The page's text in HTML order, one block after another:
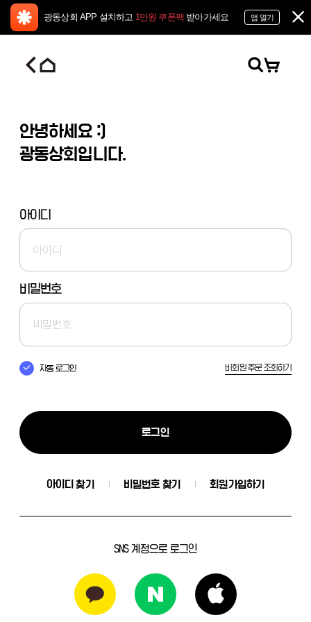
광동상회 APP 설치하고 1만원 쿠폰팩 받아가세요 앱 열기
안녕하세요 :)
광동상회입니다.
아이디
비밀번호
자동 로그인 비회원 주문 조회하기
로그인
아이디 찾기 비밀번호 찾기 회원가입하기
SNS 계정으로 로그인